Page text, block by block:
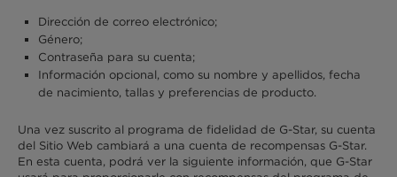
Dirección de correo electrónico;
Género;
Contraseña para su cuenta;
Información opcional, como su nombre y apellidos, fecha
de nacimiento, tallas y preferencias de producto.
Una vez suscrito al programa de fidelidad de G-Star, su cuenta
del Sitio Web cambiará a una cuenta de recompensas G-Star.
En esta cuenta, podrá ver la siguiente información, que G-Star